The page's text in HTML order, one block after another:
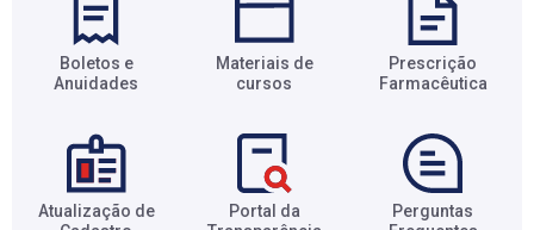
Boletos e
Anuidades​
Materiais de
cursos​
Prescrição
Farmacêutica​
Atualização de
Portal da
Perguntas